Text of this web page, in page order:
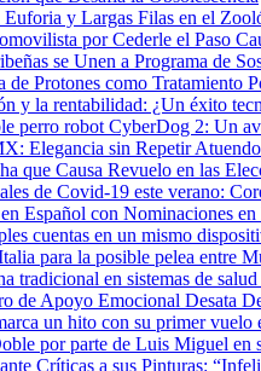
y Largas Filas en el
por Cederle el Paso
se Unen a Programa de
Protones como Tratamiento
y la rentabilidad: ¿Un éxito
perro robot CyberDog 2: Un
Elegancia sin Repetir
que Causa Revuelo en las
de Covid-19 este verano:
Español con Nominaciones
cuentas en un mismo
para la posible pelea entre
tradicional en sistemas de
de Apoyo Emocional Desata
un hito con su primer vuelo
por parte de Luis Miguel en
Críticas a sus Pinturas: